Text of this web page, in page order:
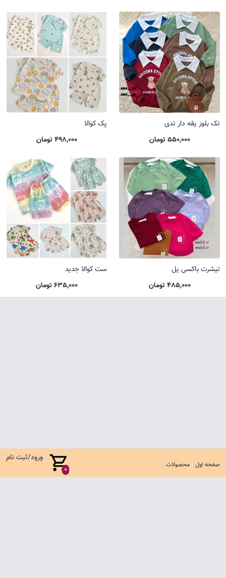
صفحه اول محصولات 0
ورود/ثبت نام
تک بلوز یقه دار تدی
550,000 تومان
پک کوالا
498,000 تومان
تیشرت باکسی یل
485,000 تومان
ست کوالا جدید
635,000 تومان